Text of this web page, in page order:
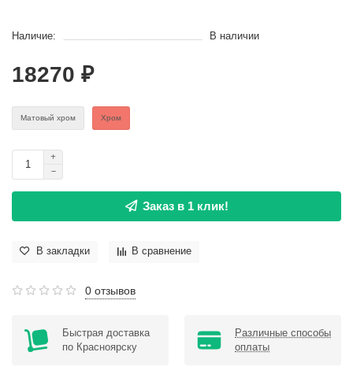
Наличие: В наличии
18270 ₽
Матовый хром Хром
Заказ в 1 клик!
В закладки В сравнение
0 отзывов
Быстрая доставка
по Красноярску
Различные способы
оплаты